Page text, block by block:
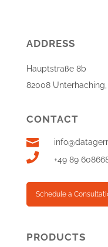
ADDRESS
Hauptstraße 8b
82008
CONTACT

 +49 89
Schedule a
PRODUCTS